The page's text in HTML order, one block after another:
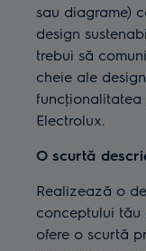
sau diagrame)
design
trebui să
cheie ale
funcţionalitatea
Electrolux.
O scurtă
Realizează o
conceptului tău
ofere o scurtă